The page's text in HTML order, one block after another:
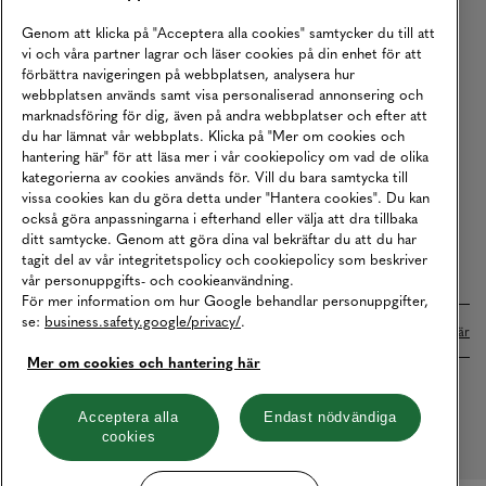
Köpvillkor
Karriär
Vårt Ansvar
Våra Tjänster
Press
Studentrabatt
B2B
Tillgänglighetsredogörelse
Betalningar online sköts i samarbete med Klarna. Läs mer här
Cookies Integritetspolicy
Hantera cookies
Genom att klicka på "Acceptera alla cookies" samtycker du till att
vi och våra partner lagrar och läser cookies på din enhet för att
förbättra navigeringen på webbplatsen, analysera hur
webbplatsen används samt visa personaliserad annonsering och
marknadsföring för dig, även på andra webbplatser och efter att
du har lämnat vår webbplats. Klicka på "Mer om cookies och
hantering här" för att läsa mer i vår cookiepolicy om vad de olika
kategorierna av cookies används för. Vill du bara samtycka till
vissa cookies kan du göra detta under "Hantera cookies". Du kan
också göra anpassningarna i efterhand eller välja att dra tillbaka
ditt samtycke. Genom att göra dina val bekräftar du att du har
tagit del av vår integritetspolicy och cookiepolicy som beskriver
vår personuppgifts- och cookieanvändning.
För mer information om hur Google behandlar personuppgifter,
se: business.safety.google/privacy/.
Mer om cookies och hantering här
Acceptera alla
cookies
Endast nödvändiga